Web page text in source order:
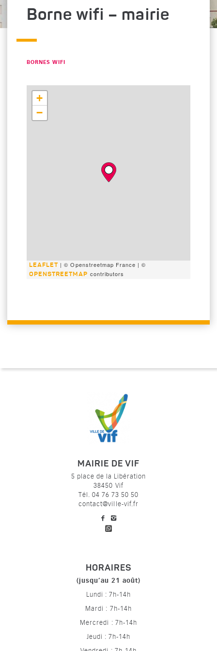
Borne wifi – mairie
CATÉGORIE : "
BORNES WIFI
+
−
LEAFLET | © Openstreetmap France | ©
OPENSTREETMAP contributors
MAIRIE DE VIF
5 place de la Libération
38450 Vif
Tél. 04 76 73 50 50
contact@ville-vif.fr
voir notre page facebook
HORAIRES
(jusqu’au 21 août)
Lundi : 7h-14h
Mardi : 7h-14h
Mercredi : 7h-14h
Jeudi : 7h-14h